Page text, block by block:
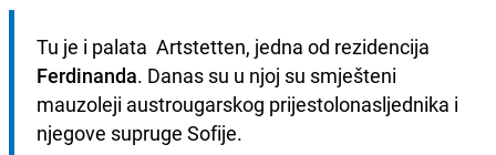
Ferdinanda. Danas su u njoj su smješteni
mauzoleji austrougarskog prijestolonasljednika i
njegove supruge Sofije.